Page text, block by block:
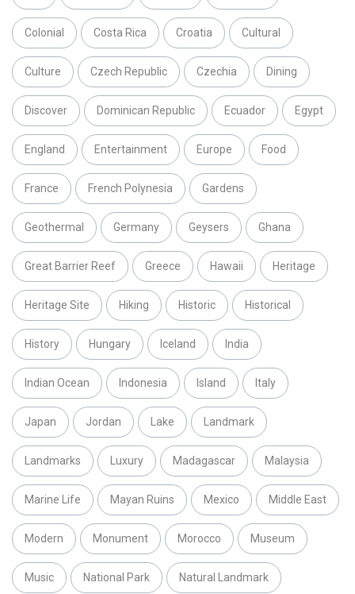
Colonial Costa Rica Croatia Cultural
Culture Czech Republic Czechia Dining
Discover Dominican Republic Ecuador Egypt
England Entertainment Europe Food
France French Polynesia Gardens
Geothermal Germany Geysers Ghana
Great Barrier Reef Greece Hawaii Heritage
Heritage Site Hiking Historic Historical
History Hungary Iceland India
Indian Ocean Indonesia Island Italy
Japan Jordan Lake Landmark
Landmarks Luxury Madagascar Malaysia
Marine Life Mayan Ruins Mexico Middle East
Modern Monument Morocco Museum
Music National Park Natural Landmark